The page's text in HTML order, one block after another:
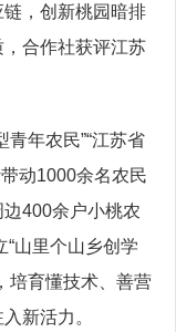
，创新桃园暗排
合作社获评江苏
年农民”“江苏省
带动1000余名农民
400余户小桃农
山里个山乡创学
培育懂技术、善营
新活力。